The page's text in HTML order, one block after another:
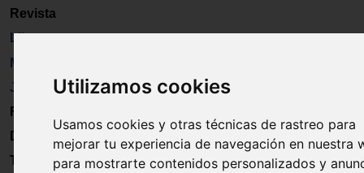
Utilizamos cookies
Usamos cookies y otras técnicas de rastreo para
mejorar tu experiencia de navegación en nuestra
para mostrarte contenidos personalizados y
Revista
Libros
Material
Juguetes
Formación
Directorio
Trabajo